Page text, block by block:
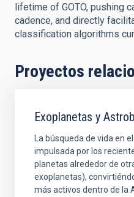
lifetime of GOTO, pushing
cadence, and directly
classification algorithms
Proyectos
Exoplanetas y
La búsqueda de vida en
impulsada por los
planetas alrededor de
exoplanetas),
más activos dentro de la